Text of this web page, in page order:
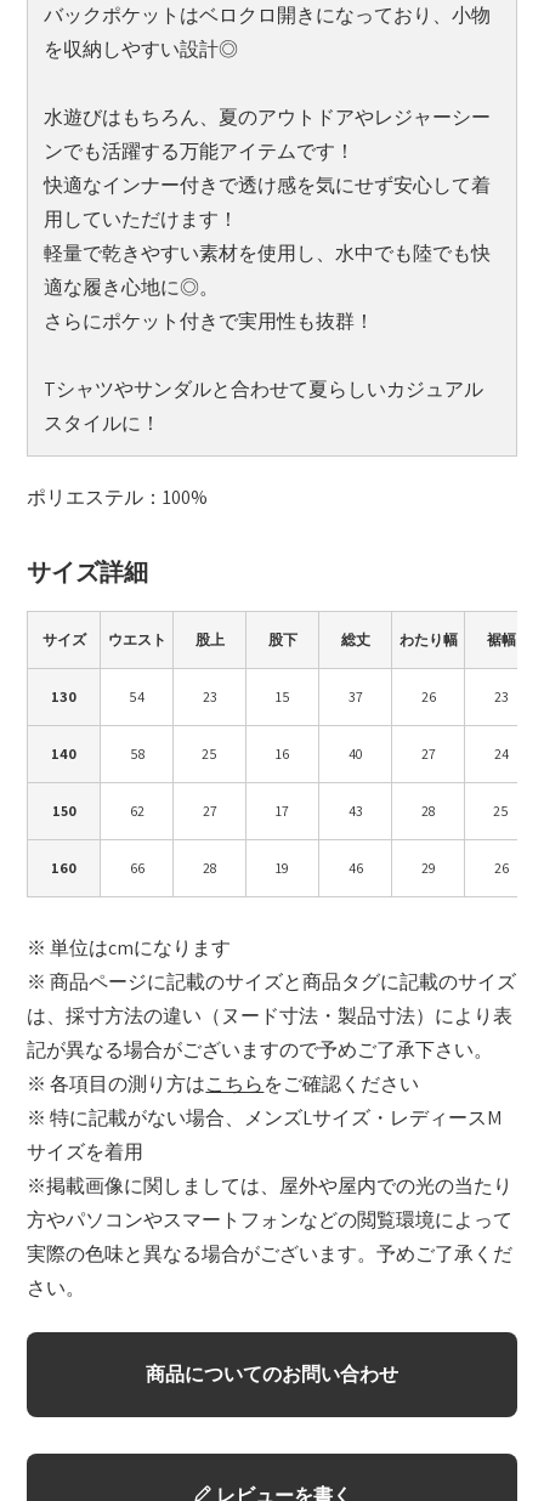
バックポケットはベロクロ開きになっており、小物
を収納しやすい設計◎
水遊びはもちろん、夏のアウトドアやレジャーシー
ンでも活躍する万能アイテムです！
快適なインナー付きで透け感を気にせず安心して着
用していただけます！
軽量で乾きやすい素材を使用し、水中でも陸でも快
適な履き心地に◎。
さらにポケット付きで実用性も抜群！
Tシャツやサンダルと合わせて夏らしいカジュアル
スタイルに！
ポリエステル：100%
サイズ詳細
サイズ ウエスト 股上 股下 総丈 わたり幅 裾幅
130 54 23 15 37 26 23
140 58 25 16 40 27 24
150 62 27 17 43 28 25
160 66 28 19 46 29 26
※ 単位はcmになります
※ 商品ページに記載のサイズと商品タグに記載のサイズ
は、採寸方法の違い（ヌード寸法・製品寸法）により表
記が異なる場合がございますので予めご了承下さい。
※ 各項目の測り方はこちらをご確認ください
※ 特に記載がない場合、メンズLサイズ・レディースM
サイズを着用
※掲載画像に関しましては、屋外や屋内での光の当たり
方やパソコンやスマートフォンなどの閲覧環境によって
実際の色味と異なる場合がございます。予めご了承くだ
さい。
商品についてのお問い合わせ
レビューを書く